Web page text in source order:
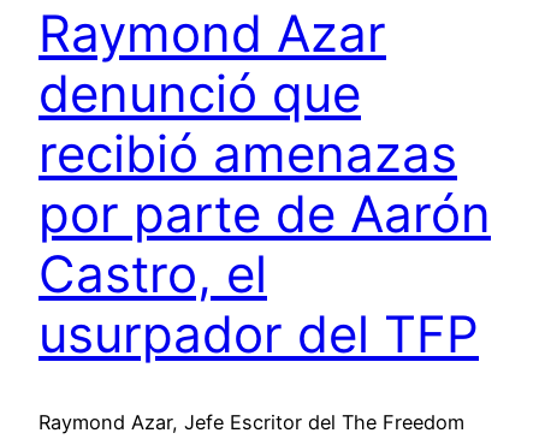
Raymond Azar
denunció que
recibió amenazas
por parte de Aarón
Castro, el
usurpador del TFP
Raymond Azar, Jefe Escritor del The Freedom